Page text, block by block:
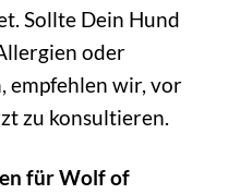
Sollte Dein Hund
oder
empfehlen wir, vor
zu konsultieren.
für Wolf of